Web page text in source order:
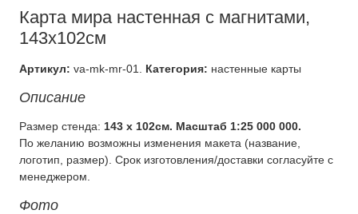
Информационные стенды
Изготовление вывесок
Изготовление табличек
Печать футболок
Лазерная резка
Карта мира настенная с магнитами,
143x102см
Артикул: va-mk-mr-01 Категория: настенные карты
Описание
Размер стенда: 143 x 102см. Масштаб 1:25 000 000.
По желанию возможны изменения макета (название,
логотип, размер). Срок изготовления/доставки согласуйте с
менеджером.
Фото